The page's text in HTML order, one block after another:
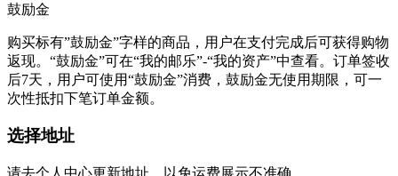
鼓励金
购买标有”鼓励金”字样的商品，用户在支付完成后可获得购物
返现。“鼓励金”可在“我的邮乐”-“我的资产”中查看。订单签收
后7天，用户可使用“鼓励金”消费，鼓励金无使用期限，可一
次性抵扣下笔订单金额。
选择地址
请去个人中心更新地址，以免运费展示不准确